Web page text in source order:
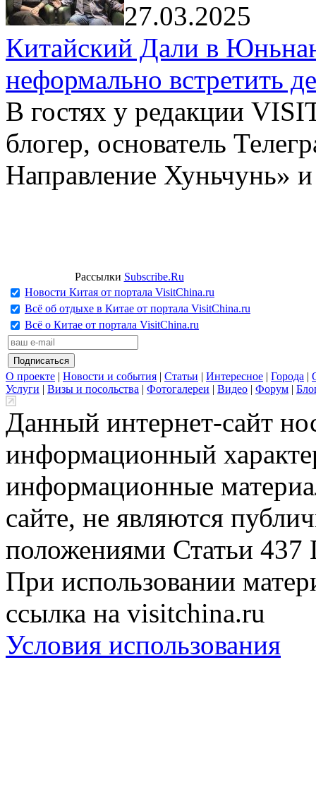
27.03.2025
Китайский Дали в
неформально встретить
В гостях у редакции
блогер, основатель
Направление Хуньчунь»
Рассылки Subscribe.Ru
Новости Китая от портала VisitChina.ru
Всё об отдыхе в Китае от портала VisitChina.ru
Всё о Китае от портала VisitChina.ru
О проекте | Новости и события | Статьи | Интересное | Города |
Услуги | Визы и посольства | Фотогалереи | Видео | Форум |
Данный интернет-сайт
информационный
информационные
сайте, не являются
положениями Статьи 437
При использовании
ссылка на visitchina.ru
Условия использования